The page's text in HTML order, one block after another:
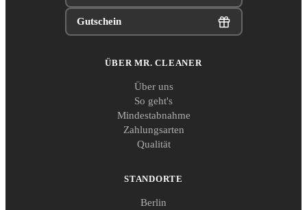
Gutschein
ÜBER MR. CLEANER
Über uns
So geht's
Mindestabnahme
Zahlungsarten
Qualität
STANDORTE
Berlin